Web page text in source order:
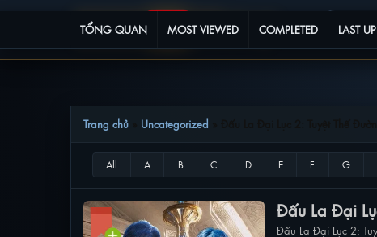
TỔNG QUAN MOST VIEWED COMPLETED LAST
Trang chủ Uncategorized
Đấu La Đại
Đấu La Đại Lục 2: